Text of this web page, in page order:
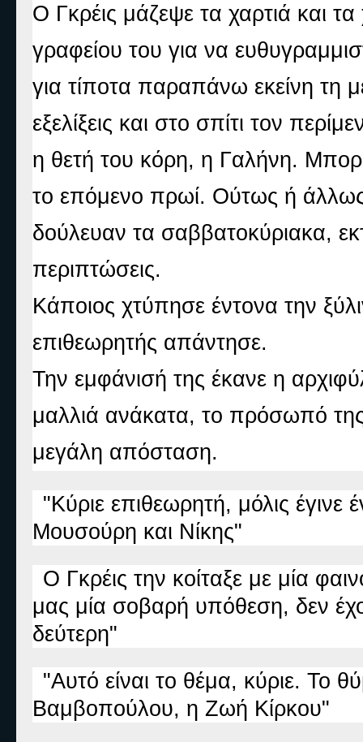
Ο Γκρέις μάζεψε τα χαρτιά και
γραφείου του για να
για τίποτα παραπάνω εκείνη τη
εξελίξεις και στο σπίτι τον
η θετή του κόρη, η Γαλήνη.
το επόμενο πρωί. Ούτως ή
δούλευαν τα σαββατοκύριακα,
περιπτώσεις.
Κάποιος χτύπησε έντονα την
επιθεωρητής απάντησε.
Την εμφάνισή της έκανε η
μαλλιά ανάκατα, το πρόσωπό της
μεγάλη απόσταση.
"Κύριε επιθεωρητή, μόλις
Μουσούρη και Νίκης"
Ο Γκρέις την κοίταξε με μία
μας μία σοβαρή υπόθεση, δεν
δεύτερη"
"Αυτό είναι το θέμα, κύριε. Το
Βαμβοπούλου, η Ζωή Κίρκου"